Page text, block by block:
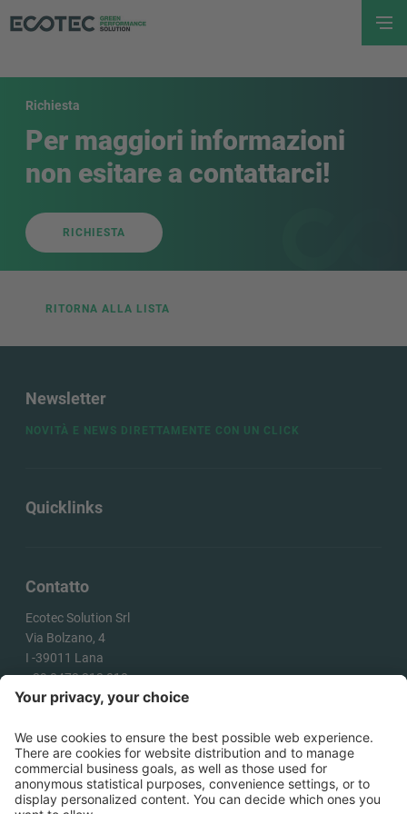
Richiesta
Per maggiori informazioni
non esitare a contattarci!
RICHIESTA
RITORNA ALLA LISTA
Contatto
Ecotec Solution Srl
Via Bolzano, 4
I -39011 Lana
+39 0473 313 010
info@ecotecsolution.com
COME ARRIVARE
Quicklinks
Newsletter
NOVITÀ E NEWS DIRETTAMENTE CON UN CLICK